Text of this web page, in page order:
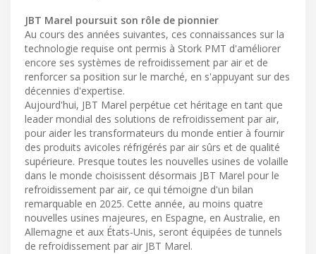
JBT Marel poursuit son rôle de pionnier
Au cours des années suivantes, ces connaissances sur la
technologie requise ont permis à Stork PMT d'améliorer
encore ses systèmes de refroidissement par air et de
renforcer sa position sur le marché, en s'appuyant sur des
décennies d'expertise.
Aujourd'hui, JBT Marel perpétue cet héritage en tant que
leader mondial des solutions de refroidissement par air,
pour aider les transformateurs du monde entier à fournir
des produits avicoles réfrigérés par air sûrs et de qualité
supérieure. Presque toutes les nouvelles usines de volaille
dans le monde choisissent désormais JBT Marel pour le
refroidissement par air, ce qui témoigne d'un bilan
remarquable en 2025. Cette année, au moins quatre
nouvelles usines majeures, en Espagne, en Australie, en
Allemagne et aux États-Unis, seront équipées de tunnels
de refroidissement par air JBT Marel.